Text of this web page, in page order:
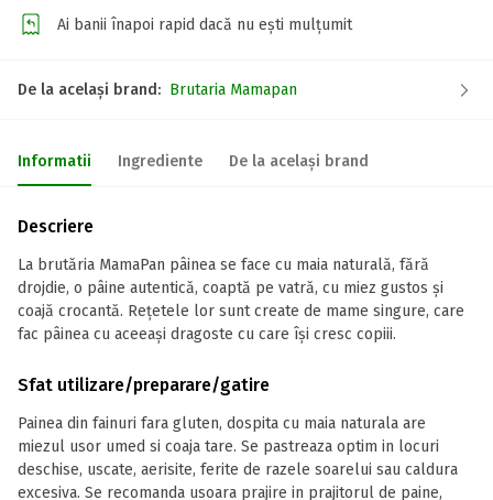
Ai banii înapoi rapid dacă nu ești mulțumit
De la același brand: Brutaria Mamapan
Informatii Ingrediente De la același brand
Descriere
La brutăria MamaPan pâinea se face cu maia naturală, fără
drojdie, o pâine autentică, coaptă pe vatră, cu miez gustos și
coajă crocantă. Rețetele lor sunt create de mame singure, care
fac pâinea cu aceeași dragoste cu care își cresc copiii.
Sfat utilizare/preparare/gatire
Painea din fainuri fara gluten, dospita cu maia naturala are
miezul usor umed si coaja tare. Se pastreaza optim in locuri
deschise, uscate, aerisite, ferite de razele soarelui sau caldura
excesiva. Se recomanda usoara prajire in prajitorul de paine,